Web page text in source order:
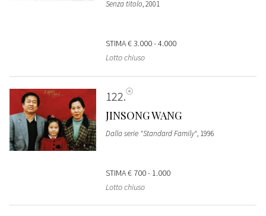
Senza titolo, 2001
STIMA€ 3.000 - 4.000
Lotto chiuso
122
JINSONG WANG
Dalla serie "Standard Family", 1996
STIMA€ 700 - 1.000
Lotto chiuso